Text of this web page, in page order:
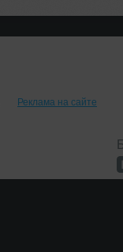
Реклама на сайте